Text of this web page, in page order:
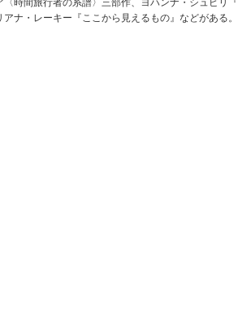
〈時間旅行者の系譜〉三部作、ヨハンナ・シュピリ
アナ・レーキー『ここから見えるもの』などがある。